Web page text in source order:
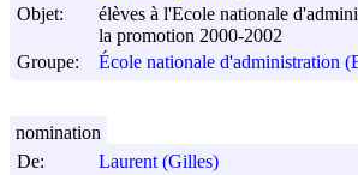
Objet:
élèves à l'Ecole nationale
la promotion 2000-2002
Groupe:
École nationale d'administration
De:
Laurent (Gilles)
nomination